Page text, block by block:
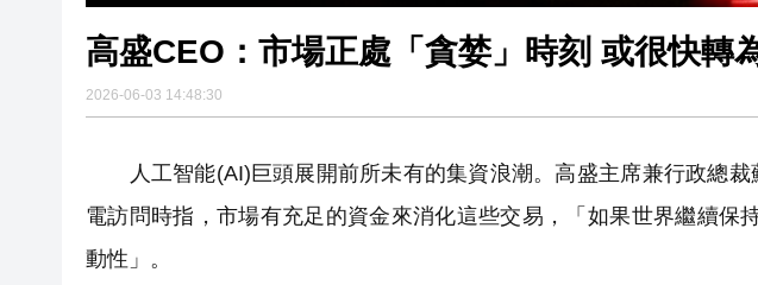
高盛CEO：市場正處「貪婪」時刻 或很快轉
2026-06-03 14:48:30
人工智能(AI)巨頭展開前所未有的集資浪潮。高盛主席兼行政總裁
電訪問時指，市場有充足的資金來消化這些交易，「如果世界繼續保
動性」。